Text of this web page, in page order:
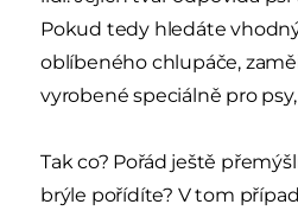
Pokud tedy hledáte
oblíbeného chlupáče,
vyrobené speciálně pro
Tak co? Pořád ještě
brýle pořídíte? V tom